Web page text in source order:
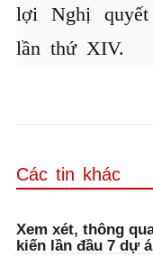
lợi Nghị
lần thứ XIV.
Các tin khác
Xem xét, thông
kiến lần đầu 7 dự